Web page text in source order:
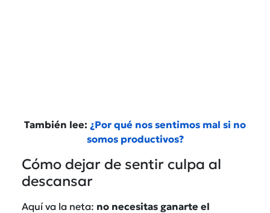
También lee: ¿Por qué nos sentimos mal si no
somos productivos?
Cómo dejar de sentir culpa al
descansar
Aquí va la neta: no necesitas ganarte el